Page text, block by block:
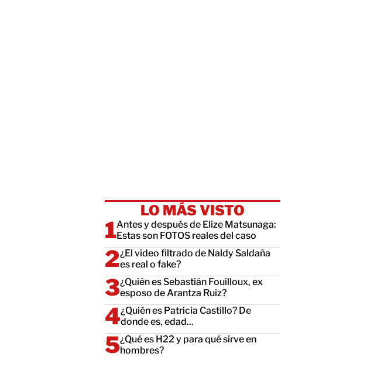
LO MÁS VISTO
Antes y después de Elize Matsunaga:
Estas son FOTOS reales del caso
¿El video filtrado de Naldy Saldaña
es real o fake?
¿Quién es Sebastián Fouilloux, ex
esposo de Arantza Ruiz?
¿Quién es Patricia Castillo? De
donde es, edad...
¿Qué es H22 y para qué sirve en
hombres?